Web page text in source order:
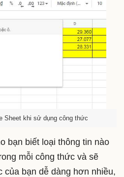
Sheet khi sử dụng công thức
bạn biết loại thông tin nào
mỗi công thức và sẽ
của bạn dễ dàng hơn nhiều,